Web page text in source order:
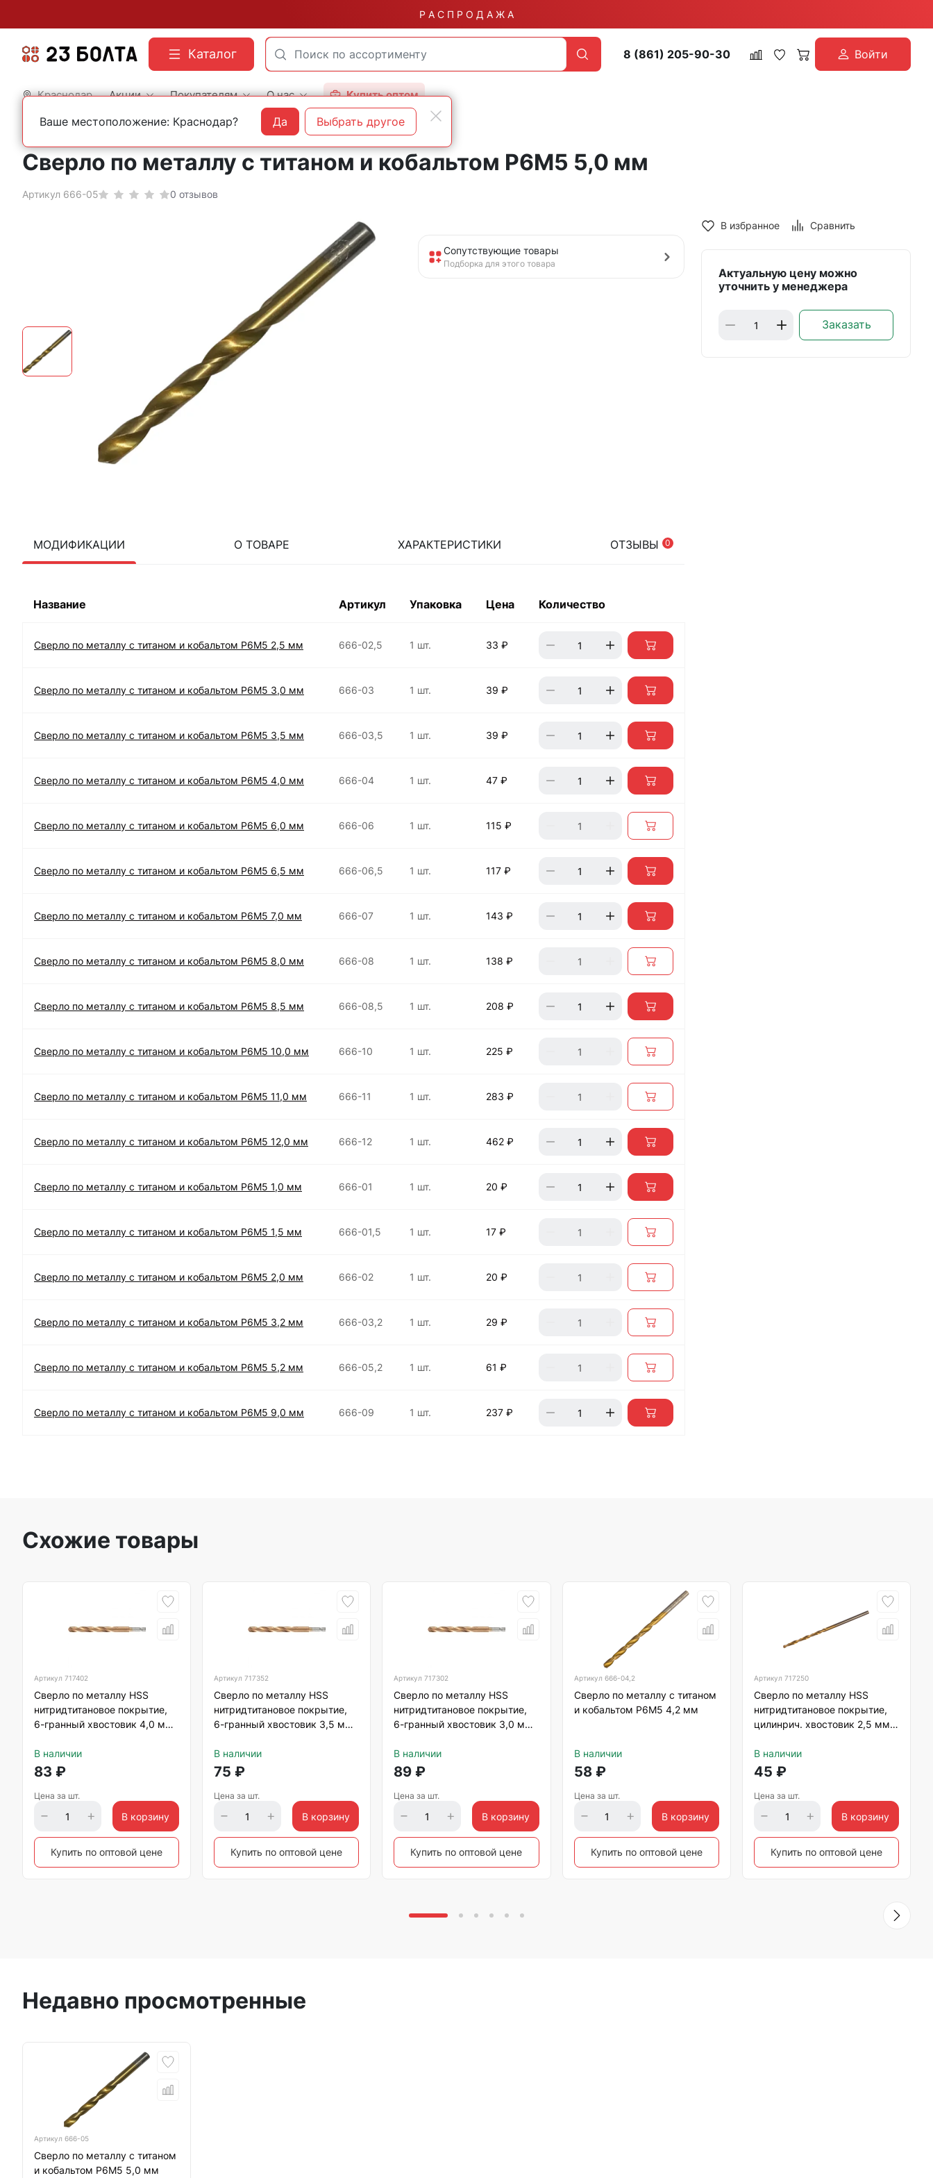
Р А С П Р О Д А Ж А
Каталог 8 (861) 205-90-30 Войти
Краснодар Акции Покупателям О нас Купить оптом
Главная Оснастка Сверла По металлу С титановым покрытием
Сверло по металлу с титаном и кобальтом Р6М5 5,0 мм
Артикул 666-05 0 отзывов
Сопутствующие товары
Подборка для этого товара
МОДИФИКАЦИИ О ТОВАРЕ ХАРАКТЕРИСТИКИ ОТЗЫВЫ 0
Название Артикул Упаковка Цена Количество
Сверло по металлу с титаном и кобальтом Р6М5 2,5 мм 666-02,5 1 шт. 33 ₽
Сверло по металлу с титаном и кобальтом Р6М5 3,0 мм 666-03 1 шт. 39 ₽
Сверло по металлу с титаном и кобальтом Р6М5 3,5 мм 666-03,5 1 шт. 39 ₽
Сверло по металлу с титаном и кобальтом Р6М5 4,0 мм 666-04 1 шт. 47 ₽
Сверло по металлу с титаном и кобальтом Р6М5 6,0 мм 666-06 1 шт. 115 ₽
Сверло по металлу с титаном и кобальтом Р6М5 6,5 мм 666-06,5 1 шт. 117 ₽
Сверло по металлу с титаном и кобальтом Р6М5 7,0 мм 666-07 1 шт. 143 ₽
Сверло по металлу с титаном и кобальтом Р6М5 8,0 мм 666-08 1 шт. 138 ₽
Сверло по металлу с титаном и кобальтом Р6М5 8,5 мм 666-08,5 1 шт. 208 ₽
Сверло по металлу с титаном и кобальтом Р6М5 10,0 мм 666-10 1 шт. 225 ₽
Сверло по металлу с титаном и кобальтом Р6М5 11,0 мм 666-11 1 шт. 283 ₽
Сверло по металлу с титаном и кобальтом Р6М5 12,0 мм 666-12 1 шт. 462 ₽
Сверло по металлу с титаном и кобальтом Р6М5 1,0 мм 666-01 1 шт. 20 ₽
Сверло по металлу с титаном и кобальтом Р6М5 1,5 мм 666-01,5 1 шт. 17 ₽
Сверло по металлу с титаном и кобальтом Р6М5 2,0 мм 666-02 1 шт. 20 ₽
Сверло по металлу с титаном и кобальтом Р6М5 3,2 мм 666-03,2 1 шт. 29 ₽
Сверло по металлу с титаном и кобальтом Р6М5 5,2 мм 666-05,2 1 шт. 61 ₽
Сверло по металлу с титаном и кобальтом Р6М5 9,0 мм 666-09 1 шт. 237 ₽
В избранное Сравнить
Актуальную цену можно
уточнить у менеджера
Заказать
Схожие товары
Артикул 717402
Сверло по металлу HSS
нитридтитановое покрытие,
6-гранный хвостовик 4,0 мм
В наличии
83 ₽
Цена за шт.
В корзину
Купить по оптовой цене
Артикул717352
Сверло по металлу HSS
нитридтитановое покрытие,
6-гранный хвостовик 3,5 мм
В наличии
75 ₽
Цена за шт.
В корзину
Купить по оптовой цене
Артикул717302
Сверло по металлу HSS
нитридтитановое покрытие,
6-гранный хвостовик 3,0 мм
В наличии
89 ₽
Цена за шт.
В корзину
Купить по оптовой цене
Артикул 666-04,2
Сверло по металлу с титаном
и кобальтом Р6М5 4,2 мм
В наличии
58₽
Цена за шт.
В корзину
Купить по оптовой цене
Артикул 717250
Сверло по металлу HSS
нитридтитановое покрытие,
цилинрич. хвостовик 2,5 мм
В наличии
45 ₽
Цена за шт.
В корзину
Купить по оптовой цене
Недавно просмотренные
Артикул 666-05
Сверло по металлу с титаном
и кобальтом Р6М5 5,0 мм
Ваше местоположение: Краснодар? Да Выбрать другое